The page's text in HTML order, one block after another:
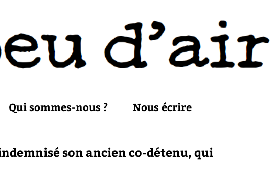
Qui sommes-nous ? Nous écrire
son ancien co-détenu, qui